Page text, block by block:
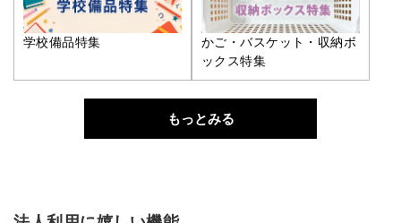
学校備品特集
かご・バスケット・収納ボ
ックス特集
もっとみる